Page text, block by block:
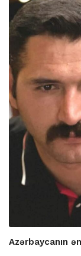
Azərbaycanın